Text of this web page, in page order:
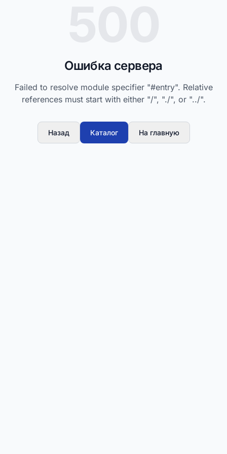
Ошибка сервера
Failed to resolve module specifier "#entry". Relative
references must start with either "/", "./", or "../".
Назад Каталог На главную